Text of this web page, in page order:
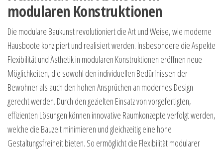
modularen Konstruktionen
Die modulare Baukunst revolutioniert die Art und Weise, wie moderne
Hausboote konzipiert und realisiert werden. Insbesondere die Aspekte
Flexibilität und Ästhetik in modularen Konstruktionen eröffnen neue
Möglichkeiten, die sowohl den individuellen Bedürfnissen der
Bewohner als auch den hohen Ansprüchen an modernes Design
gerecht werden. Durch den gezielten Einsatz von vorgefertigten,
effizienten Lösungen können innovative Raumkonzepte verfolgt werden,
welche die Bauzeit minimieren und gleichzeitig eine hohe
Gestaltungsfreiheit bieten. So ermöglicht die Flexibilität modularer